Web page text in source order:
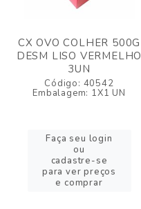
CX OVO COLHER 500G
DESM LISO VERMELHO
3UN
Código: 40542
Embalagem: 1X1 UN
Faça seu login
ou
cadastre-se
para ver preços
e comprar